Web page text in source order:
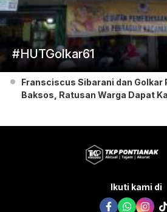
#HUTGolkar61
Fransciscus Sibarani dan Golkar
Baksos, Ratusan Warga Dapat
Ikuti kami di